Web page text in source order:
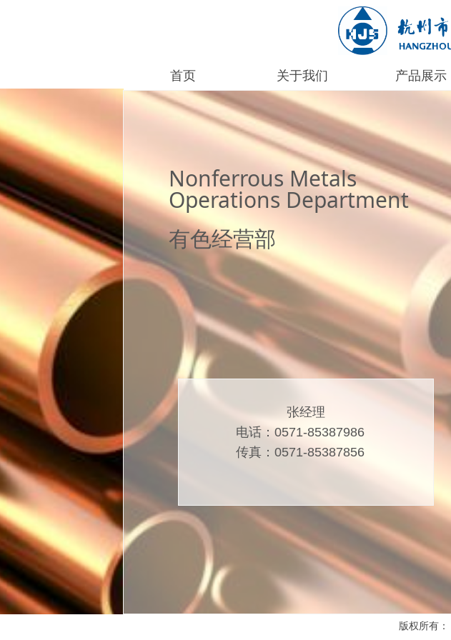
首页
首页
关于我们
关于我们
产品展示
Nonferrous Metals
Operations Department
有色经营部
张经理
电话：0571-85387986
传真：0571-85387856
版权所有：